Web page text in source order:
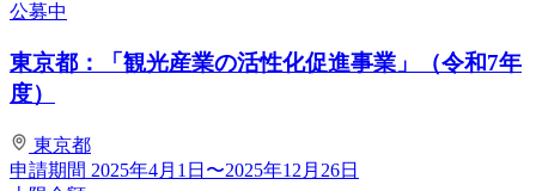
公募中
東京都：「観光産業の活性化促進事業」（令和7年
度）
東京都
申請期間 2025年4月1日〜2025年12月26日